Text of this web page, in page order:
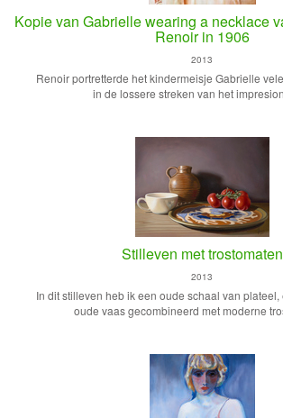
Kopie van Gabrielle wearing a necklace
Renoir in 1906
2013
Renoir portretterde het kindermeisje Gabrielle
in de lossere streken van het
Stilleven met trostomaten
2013
In dit stilleven heb ik een oude schaal van
oude vaas gecombineerd met moderne